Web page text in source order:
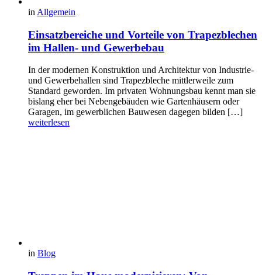
in Allgemein
Einsatzbereiche und Vorteile von Trapezblechen
im Hallen- und Gewerbebau
In der modernen Konstruktion und Architektur von Industrie-
und Gewerbehallen sind Trapezbleche mittlerweile zum
Standard geworden. Im privaten Wohnungsbau kennt man sie
bislang eher bei Nebengebäuden wie Gartenhäusern oder
Garagen, im gewerblichen Bauwesen dagegen bilden […]
weiterlesen
in Blog